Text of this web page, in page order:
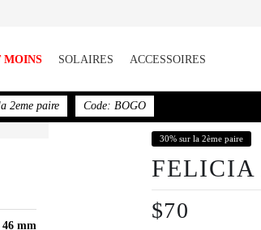
2eme paire Code: BOGO
MOINS SOLAIRES ACCESSOIRES
46 mm
30% sur la 2ème paire
FELICIA
$70